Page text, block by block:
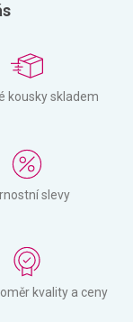
kousky skladem
slevy
kvality a ceny